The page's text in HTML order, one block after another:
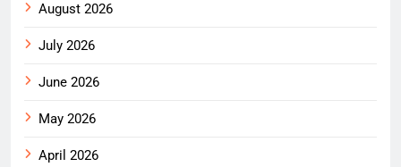
August 2026
July 2026
June 2026
May 2026
April 2026